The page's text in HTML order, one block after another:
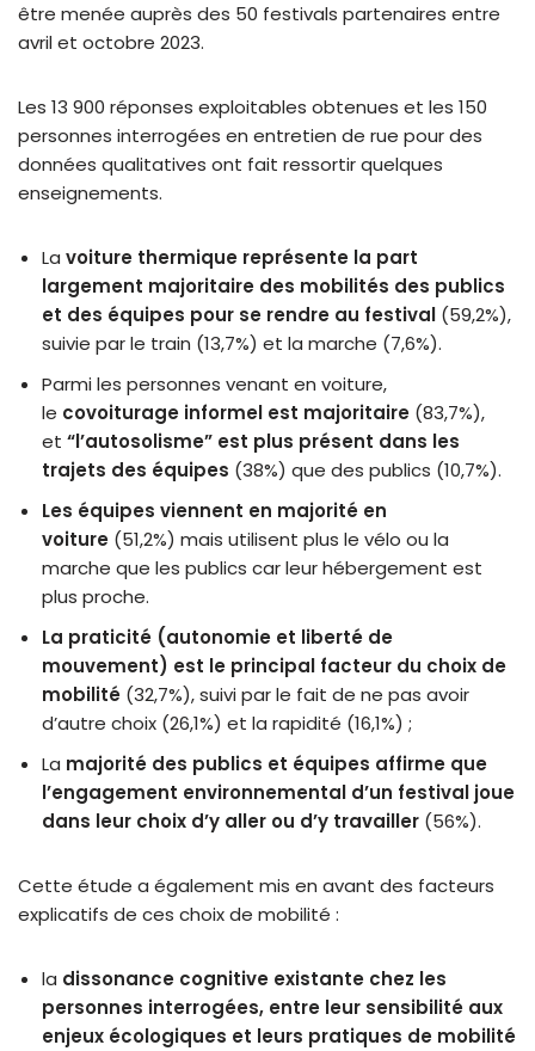
être menée auprès des 50 festivals partenaires entre
avril et octobre 2023.
Les 13 900 réponses exploitables obtenues et les 150
personnes interrogées en entretien de rue pour des
données qualitatives ont fait ressortir quelques
enseignements.
La voiture thermique représente la part
largement majoritaire des mobilités des publics
et des équipes pour se rendre au festival (59,2%),
suivie par le train (13,7%) et la marche (7,6%).
Parmi les personnes venant en voiture,
le covoiturage informel est majoritaire (83,7%),
et “l’autosolisme” est plus présent dans les
trajets des équipes (38%) que des publics (10,7%).
Les équipes viennent en majorité en
voiture (51,2%) mais utilisent plus le vélo ou la
marche que les publics car leur hébergement est
plus proche.
La praticité (autonomie et liberté de
mouvement) est le principal facteur du choix de
mobilité (32,7%), suivi par le fait de ne pas avoir
d’autre choix (26,1%) et la rapidité (16,1%) ;
La majorité des publics et équipes affirme que
l’engagement environnemental d’un festival joue
dans leur choix d’y aller ou d’y travailler (56%).
Cette étude a également mis en avant des facteurs
explicatifs de ces choix de mobilité :
la dissonance cognitive existante chez les
personnes interrogées, entre leur sensibilité aux
enjeux écologiques et leurs pratiques de mobilité